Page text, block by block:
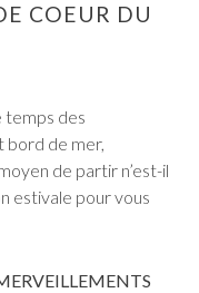
COEUR DU
temps des
bord de mer,
de partir n’est-il
estivale pour vous